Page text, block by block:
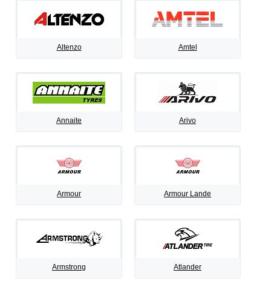
Altenzo Amtel
Annaite Arivo
Armour Armour Lande
Armstrong Atlander